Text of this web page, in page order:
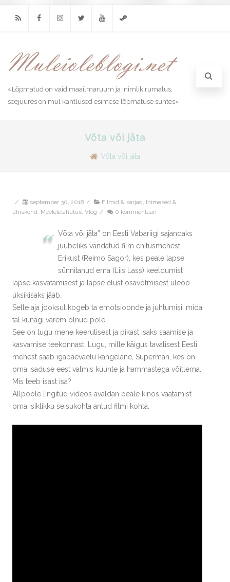
«Lõpmatud on vaid maailmaruum ja inimlik rumalus,
seejuures on mul kahtlused esimese lõpmatuse suhtes»
Võta või jäta
Võta või jäta
/ september 30, 2018 / Filmid & sarjad, Inimesed &
ühiskond, Meelelelahutus, Vlog / 0 kommentaari
Võta või jäta” on Eesti Vabariigi sajandaks
juubeliks vändatud film ehitusmehest
Erikust (Reimo Sagor), kes peale lapse
sünnitanud ema (Liis Lass) keeldumist
lapse kasvatamisest ja lapse elust osavõtmisest üleöö
üksikisaks jääb.
Selle aja jooksul kogeb ta emotsioonde ja juhtumisi, mida
tal kunagi varem olnud pole.
See on lugu mehe keerulisest ja pikast isaks saamise ja
kasvamise teekonnast. Lugu, mille käigus tavalisest Eesti
mehest saab igapäevaelu kangelane, Superman, kes on
oma isaduse eest valmis küünte ja hammastega võitlema.
Mis teeb isast isa?
Allpoole lingitud videos avaldan peale kinos vaatamist
oma isiklikku seisukohta antud filmi kohta.